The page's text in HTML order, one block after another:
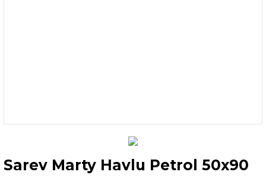
Sarev Marty Havlu Petrol 50x90